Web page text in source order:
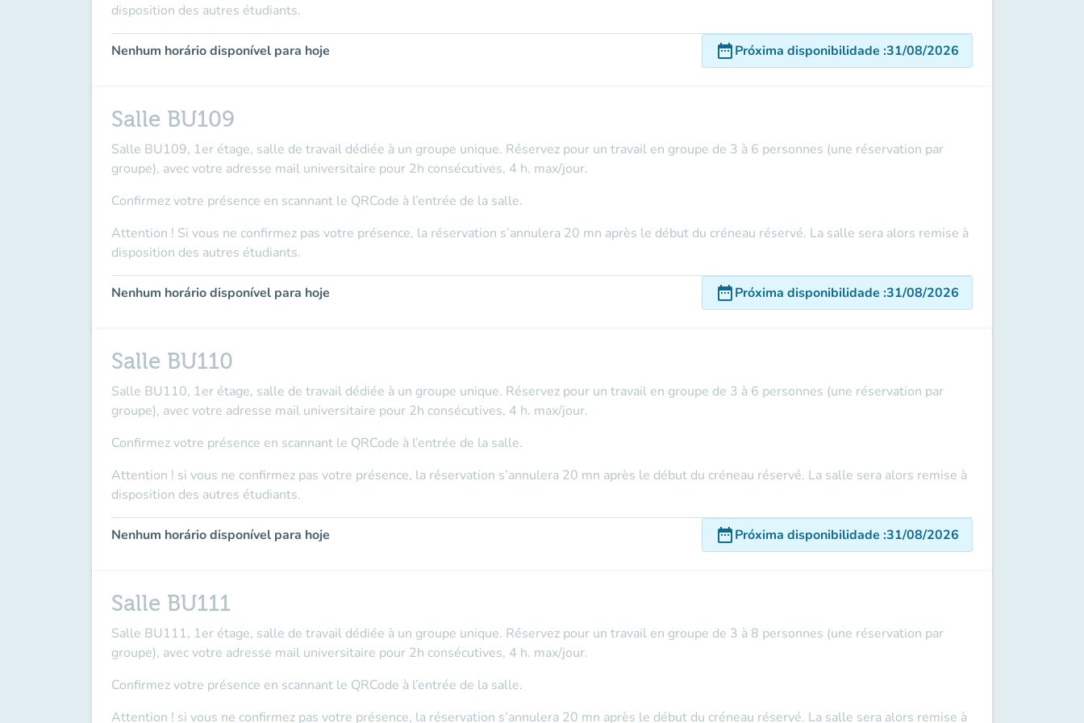
disposition des autres étudiants.
Nenhum horário disponível para hoje date_rangePróxima disponibilidade :31/08/2026
Salle BU109
Salle BU109, 1er étage, salle de travail dédiée à un groupe unique. Réservez pour un travail en groupe de 3 à 6 personnes (une réservation par
groupe), avec votre adresse mail universitaire pour 2h consécutives, 4 h. max/jour.
Confirmez votre présence en scannant le QRCode à l’entrée de la salle.
Attention ! Si vous ne confirmez pas votre présence, la réservation s’annulera 20 mn après le début du créneau réservé. La salle sera alors remise à
disposition des autres étudiants.
Nenhum horário disponível para hoje date_rangePróxima disponibilidade :31/08/2026
Salle BU110
Salle BU110, 1er étage, salle de travail dédiée à un groupe unique. Réservez pour un travail en groupe de 3 à 6 personnes (une réservation par
groupe), avec votre adresse mail universitaire pour 2h consécutives, 4 h. max/jour.
Confirmez votre présence en scannant le QRCode à l’entrée de la salle.
Attention ! si vous ne confirmez pas votre présence, la réservation s’annulera 20 mn après le début du créneau réservé. La salle sera alors remise à
disposition des autres étudiants.
Nenhum horário disponível para hoje date_rangePróxima disponibilidade :31/08/2026
Salle BU111
Salle BU111, 1er étage, salle de travail dédiée à un groupe unique. Réservez pour un travail en groupe de 3 à 8 personnes (une réservation par
groupe), avec votre adresse mail universitaire pour 2h consécutives, 4 h. max/jour.
Confirmez votre présence en scannant le QRCode à l’entrée de la salle.
Attention ! si vous ne confirmez pas votre présence, la réservation s’annulera 20 mn après le début du créneau réservé. La salle sera alors remise à